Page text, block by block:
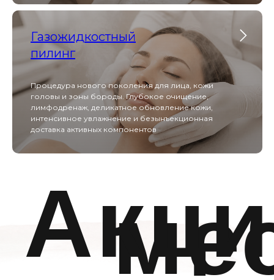
Газожидкостный
пилинг
Процедура нового поколения для лица, кожи
головы и зоны бороды. Глубокое очищение,
лимфодренаж, деликатное обновление кожи,
интенсивное увлажнение и безынъекционная
доставка активных компонентов
Capello сочетает функции эпиляции, лифтинга и
микротоков — всё необходимое для эффективной
косметологии в одном компактном устройстве.
Capello
Scarlet S обеспечивает безболезненную RF-лифтинг
и микроигольчатую терапию, запуская мощный
синтез коллагена для омоложения кожи без
длительной реабилитации.